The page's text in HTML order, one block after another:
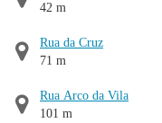
42 m
Rua da Cruz
71 m
Rua Arco da Vila
101 m